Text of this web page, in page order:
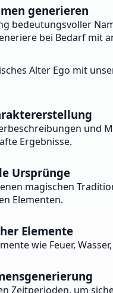
generieren
bedeutungsvoller
bei Bedarf mit
Alter Ego mit
und
Ergebnisse.
Ursprünge
magischen
Elementen.
Elemente
wie Feuer,
Zeitperioden, um